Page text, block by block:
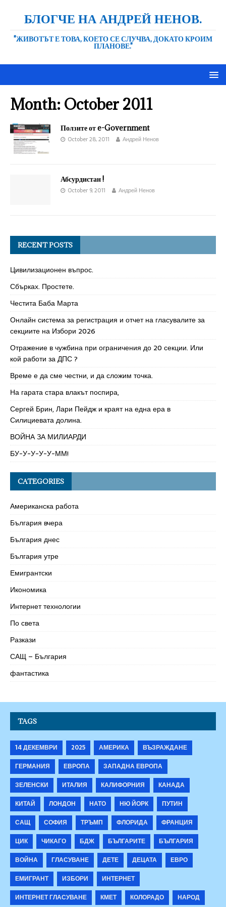
БЛОГЧЕ НА АНДРЕЙ НЕНОВ.
"ЖИВОТЪТ Е ТОВА, КОЕТО СЕ СЛУЧВА, ДОКАТО КРОИМ
ПЛАНОВЕ."
Month: October 2011
Ползите от e-Government
October 28, 2011 Андрей Ненов
Абсурдистан !
October 9, 2011 Андрей Ненов
RECENT POSTS
Цивилизационен въпрос.
Сбърках. Простете.
Честита Баба Марта
Онлайн система за регистрация и отчет на гласувалите за
секциите на Избори 2026
Отражение в чужбина при ограничения до 20 секции. Или
кой работи за ДПС ?
Време е да сме честни, и да сложим точка.
На гарата стара влакът поспира,
Сергей Брин, Лари Пейдж и краят на една ера в
Силициевата долина.
ВОЙНА ЗА МИЛИАРДИ
БУ-У-У-У-У-ММ!
CATEGORIES
Американска работа
България вчера
България днес
България утре
Емигрантски
Икономика
Интернет технологии
По света
Разкази
САЩ – България
фантастика
TAGS
14 ДЕКЕМВРИ 2025 АМЕРИКА
ВЪЗРАЖДАНЕ
ГЕРМАНИЯ
ЕВРОПА
ЗАПАДНА ЕВРОПА
ЗЕЛЕНСКИ
ИТАЛИЯ КАЛИФОРНИЯ
КАНАДА
КИТАЙ
ЛОНДОН НАТО НЮ ЙОРК
ПУТИН
САЩ
СОФИЯ ТРЪМП ФЛОРИДА
ФРАНЦИЯ
ЦИК
ЧИКАГО БДЖ БЪЛГАРИТЕ
БЪЛГАРИЯ
ВОЙНА
ГЛАСУВАНЕ ДЕТЕ ДЕЦАТА
ЕВРО
ЕМИГРАНТ
ИЗБОРИ
ИНТЕРНЕТ
ИНТЕРНЕТ ГЛАСУВАНЕ
КМЕТ КОЛОРАДО НАРОД